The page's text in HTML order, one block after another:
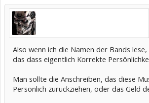
Also wenn ich die Namen der Bands
das dass eigentlich Korrekte
Man sollte die Anschreiben, das diese
Persönlich zurückziehen, oder das Geld